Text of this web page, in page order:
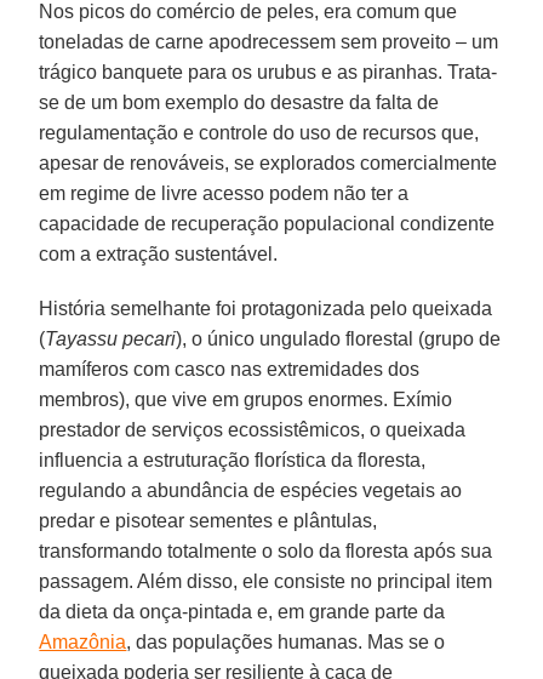
Nos picos do comércio de peles, era comum que
toneladas de carne apodrecessem sem proveito – um
trágico banquete para os urubus e as piranhas. Trata-
se de um bom exemplo do desastre da falta de
regulamentação e controle do uso de recursos que,
apesar de renováveis, se explorados comercialmente
em regime de livre acesso podem não ter a
capacidade de recuperação populacional condizente
com a extração sustentável.
História semelhante foi protagonizada pelo queixada
(Tayassu pecari), o único ungulado florestal (grupo de
mamíferos com casco nas extremidades dos
membros), que vive em grupos enormes. Exímio
prestador de serviços ecossistêmicos, o queixada
influencia a estruturação florística da floresta,
regulando a abundância de espécies vegetais ao
predar e pisotear sementes e plântulas,
transformando totalmente o solo da floresta após sua
passagem. Além disso, ele consiste no principal item
da dieta da onça-pintada e, em grande parte da
Amazônia, das populações humanas. Mas se o
queixada poderia ser resiliente à caça de